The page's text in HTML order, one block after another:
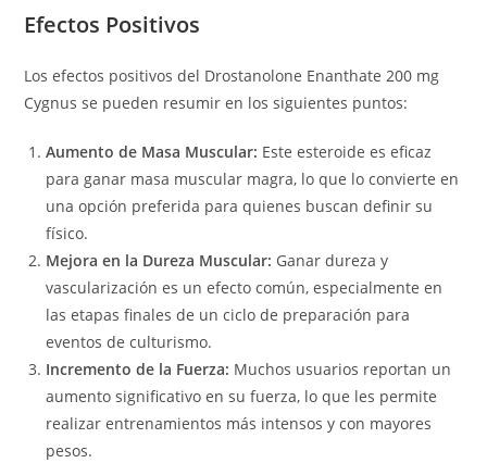
Efectos Positivos
Los efectos positivos del Drostanolone Enanthate 200 mg
Cygnus se pueden resumir en los siguientes puntos:
Aumento de Masa Muscular: Este esteroide es eficaz
para ganar masa muscular magra, lo que lo convierte en
una opción preferida para quienes buscan definir su
físico.
Mejora en la Dureza Muscular: Ganar dureza y
vascularización es un efecto común, especialmente en
las etapas finales de un ciclo de preparación para
eventos de culturismo.
Incremento de la Fuerza: Muchos usuarios reportan un
aumento significativo en su fuerza, lo que les permite
realizar entrenamientos más intensos y con mayores
pesos.